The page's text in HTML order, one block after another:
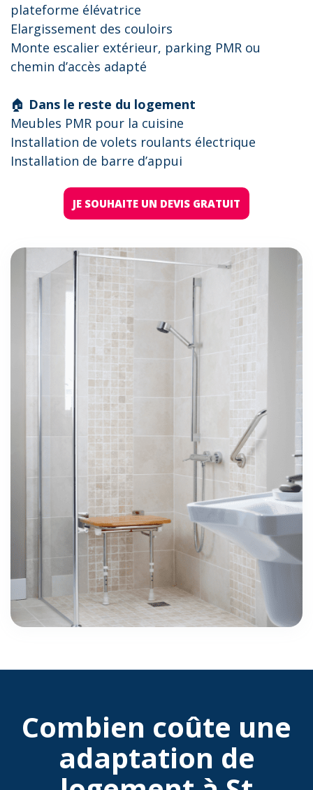
plateforme élévatrice
Elargissement des couloirs
Monte escalier extérieur, parking PMR ou
chemin d’accès adapté
🏠 Dans le reste du logement
Meubles PMR pour la cuisine
Installation de volets roulants électrique
Installation de barre d’appui
JE SOUHAITE UN DEVIS GRATUIT
Combien coûte une
adaptation de